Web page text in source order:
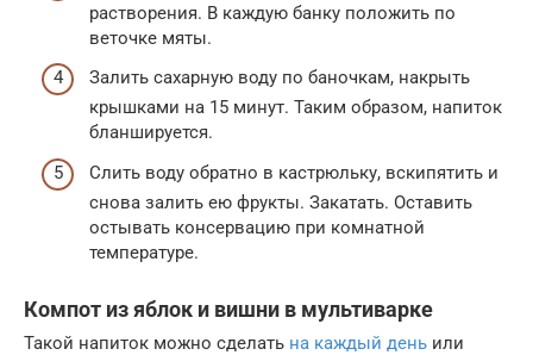
растворения. В каждую банку положить по
веточке мяты.
Залить сахарную воду по баночкам, накрыть
крышками на 15 минут. Таким образом, напиток
бланшируется.
Слить воду обратно в кастрюльку, вскипятить и
снова залить ею фрукты. Закатать. Оставить
остывать консервацию при комнатной
температуре.
Компот из яблок и вишни в мультиварке
Такой напиток можно сделать на каждый день или